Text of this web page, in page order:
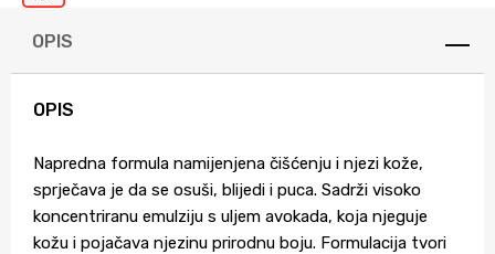
OPIS
OPIS
Napredna formula namijenjena čišćenju i njezi kože,
sprječava je da se osuši, blijedi i puca. Sadrži visoko
koncentriranu emulziju s uljem avokada, koja njeguje
kožu i pojačava njezinu prirodnu boju. Formulacija tvori